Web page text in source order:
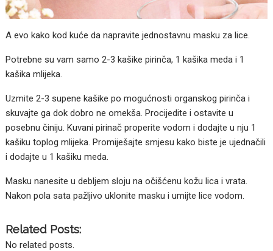
A evo kako kod kuće da napravite jednostavnu masku za lice.
Potrebne su vam samo 2-3 kašike pirinča, 1 kašika meda i 1
kašika mlijeka.
Uzmite 2-3 supene kašike po mogućnosti organskog pirinča i
skuvajte ga dok dobro ne omekša. Procijedite i ostavite u
posebnu činiju. Kuvani pirinač properite vodom i dodajte u nju 1
kašiku toplog mlijeka. Promiješajte smjesu kako biste je ujednačili
i dodajte u 1 kašiku meda.
Masku nanesite u debljem sloju na očišćenu kožu lica i vrata.
Nakon pola sata pažljivo uklonite masku i umijte lice vodom.
Related Posts:
No related posts.